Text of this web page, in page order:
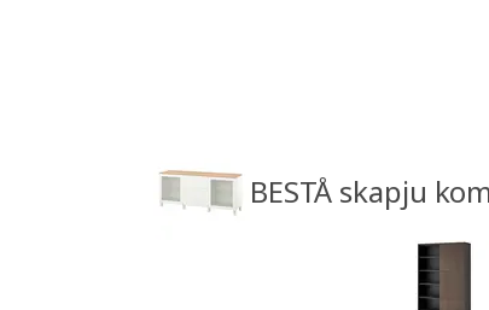
BESTÅ skapju